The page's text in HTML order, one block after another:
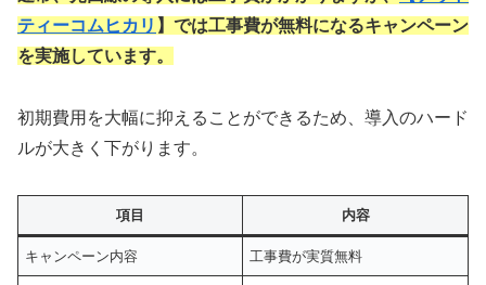
ティーコムヒカリ 】では工事費が無料になるキャンペーン
を実施しています。
初期費用を大幅に抑えることができるため、導入のハード
ルが大きく下がります。
項目 内容
キャンペーン内容 工事費が実質無料